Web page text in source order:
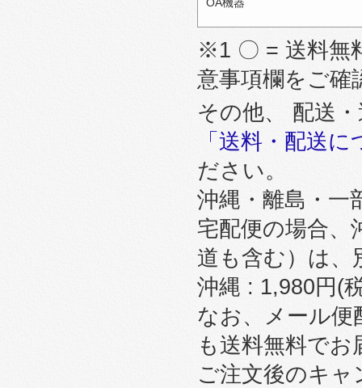
OA機器
※1 〇 = 送料無
意事項欄をご確
その他、 配送
「送料・配送
ださい。
沖縄・離島・一
宅配便の場合、
道も含む）は、
沖縄 : 1,980円(
なお、メール便
も送料無料で
ご注文後のキ